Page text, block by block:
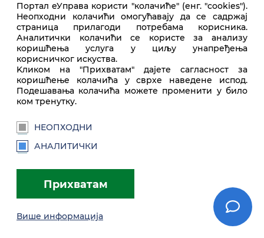
Врх стране
euprava.gov.rs
Услови коришћења
Портал еУправа користи "колачиће" (енг. "cookies").
Неопходни колачићи омогућавају да се садржај
страница прилагоди потребама корисника.
Аналитички колачићи се користе за анализу
коришћења услуга у циљу унапређења
корисничког искуства.
Kликом на "Прихватам" дајете сагласност за
коришћење колачића у сврхе наведене испод.
Подешавања колачића можете променити у било
ком тренутку.
НЕОПХОДНИ
АНАЛИТИЧКИ
Прихватам
Више информација